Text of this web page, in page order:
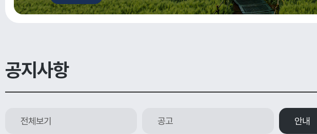
공지사항
전체보기 공고 안내